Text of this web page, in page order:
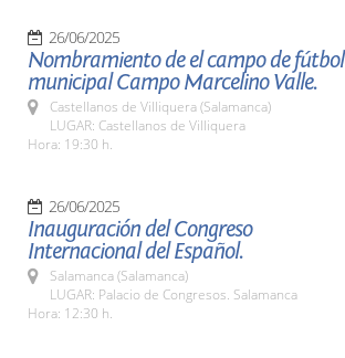
26/06/2025
Nombramiento de el campo de fútbol
municipal Campo Marcelino Valle.
Castellanos de Villiquera (Salamanca)
LUGAR: Castellanos de Villiquera
Hora: 19:30 h.
26/06/2025
Inauguración del Congreso
Internacional del Español.
Salamanca (Salamanca)
LUGAR: Palacio de Congresos. Salamanca
Hora: 12:30 h.